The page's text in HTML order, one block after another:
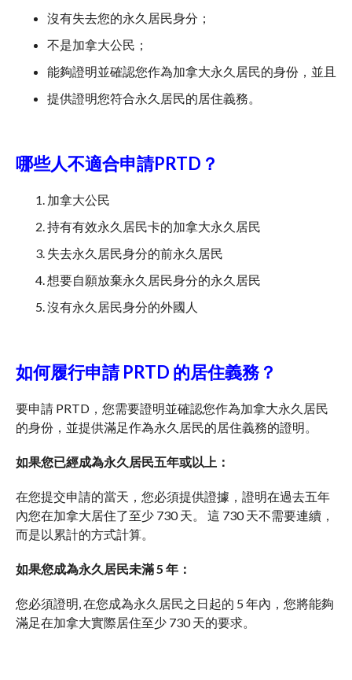
沒有失去您的永久居民身分；
不是加拿大公民；
能夠證明並確認您作為加拿大永久居民的身份，並且
提供證明您符合永久居民的居住義務。
哪些人不適合申請PRTD？
加拿大公民
持有有效永久居民卡的加拿大永久居民
失去永久居民身分的前永久居民
想要自願放棄永久居民身分的永久居民
沒有永久居民身分的外國人
如何履行申請 PRTD 的居住義務？
要申請 PRTD，您需要證明並確認您作為加拿大永久居民
的身份，並提供滿足作為永久居民的居住義務的證明。
如果您已經成為永久居民五年或以上：
在您提交申請的當天，您必須提供證據，證明在過去五年
內您在加拿大居住了至少 730 天。 這 730 天不需要連續，
而是以累計的方式計算。
如果您成為永久居民未滿 5 年：
您必須證明, 在您成為永久居民之日起的 5 年內，您將能夠
滿足在加拿大實際居住至少 730 天的要求。